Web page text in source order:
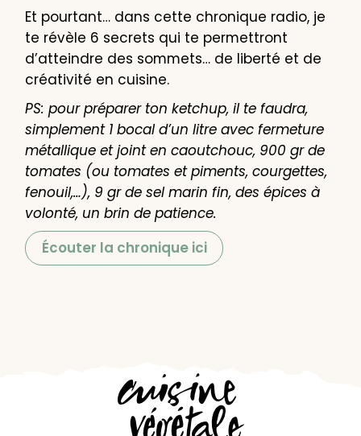
Et pourtant… dans cette chronique radio, je
te révèle 6 secrets qui te permettront
d’atteindre des sommets… de liberté et de
créativité en cuisine.
PS: pour préparer ton ketchup, il te faudra,
simplement 1 bocal d’un litre avec fermeture
métallique et joint en caoutchouc, 900 gr de
tomates (ou tomates et piments, courgettes,
fenouil,…), 9 gr de sel marin fin, des épices à
volonté, un brin de patience.
Écouter la chronique ici